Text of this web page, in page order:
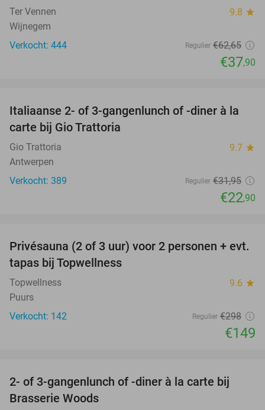
Ter Vennen 9.8 star
Wijnegem
Verkocht: 444
Regulier €62,65
€37,90
28%
Italiaanse 2- of 3-gangenlunch of -diner à la
carte bij Gio Trattoria
Gio Trattoria 9.7 star
Antwerpen
Verkocht: 389
Regulier €31,95
€22,90
50%
Privésauna (2 of 3 uur) voor 2 personen + evt.
tapas bij Topwellness
Topwellness 9.6 star
Puurs
Verkocht: 142
Regulier €298
€149
31%
2- of 3-gangenlunch of -diner à la carte bij
Brasserie Woods